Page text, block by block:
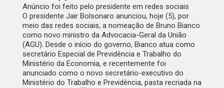
Anúncio foi feito pelo presidente em redes sociais
O presidente Jair Bolsonaro anunciou, hoje (5), por
meio das redes sociais, a nomeação de Bruno Bianco
como novo ministro da Advocacia-Geral da União
(AGU). Desde o início do governo, Bianco atua como
secretário Especial de Previdência e Trabalho do
Ministério da Economia, e recentemente foi
anunciado como o novo secretário-executivo do
Ministério do Trabalho e Previdência, pasta recriada na